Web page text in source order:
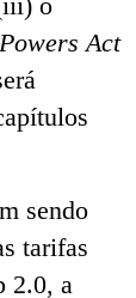
Act
sendo
tarifas
2.0, a